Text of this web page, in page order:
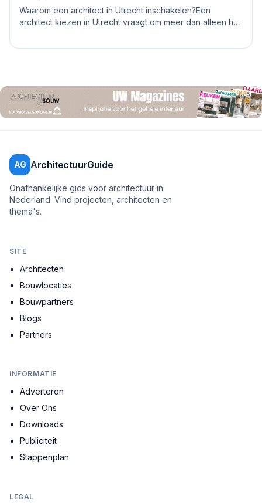
moet je op letten
Waarom een architect in Utrecht inschakelen?Een
architect kiezen in Utrecht vraagt om meer dan alleen het
AG ArchitectuurGuide
Onafhankelijke gids voor architectuur in
Nederland. Vind projecten, architecten en
thema's.
SITE
Architecten
Bouwlocaties
Bouwpartners
Blogs
Partners
INFORMATIE
Adverteren
Over Ons
Downloads
Publiciteit
Stappenplan
LEGAL